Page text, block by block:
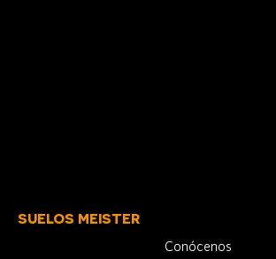
SUELOS MEISTER
Conócenos